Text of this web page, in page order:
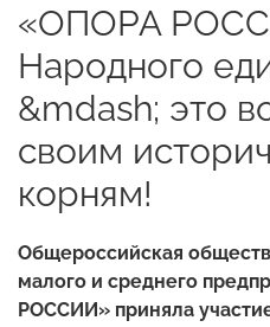
«ОПОРА
Народного
&mdash; это
своим
корням!
Общероссийская
малого и среднего
РОССИИ» приняла